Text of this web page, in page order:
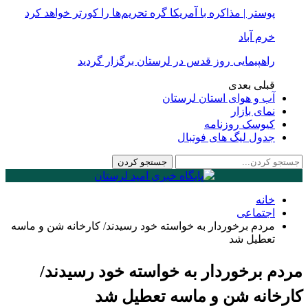
پوستر | مذاکره با آمریکا گره تحریم‌ها را کورتر خواهد کرد
خرم آباد
راهپیمایی روز قدس در لرستان برگزار گردید
قبلی بعدی
آب و هوای استان لرستان
نمای بازار
کیوسک روزنامه
جدول لیگ های فوتبال
خانه
اجتماعی
مردم برخوردار به خواسته خود رسیدند/ کارخانه شن و ماسه
تعطیل شد
مردم برخوردار به خواسته خود رسیدند/
کارخانه شن و ماسه تعطیل شد